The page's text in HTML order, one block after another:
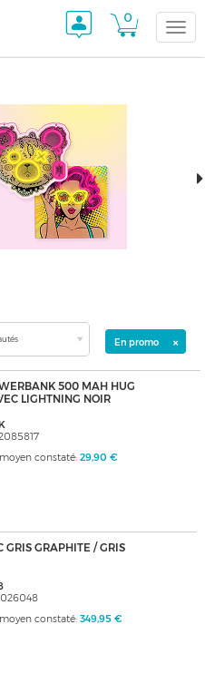
0
En promo ×
500 MAH HUG
LIGHTNING NOIR
constaté: 29,90 €
GRIS GRAPHITE / GRIS
constaté: 349,95 €